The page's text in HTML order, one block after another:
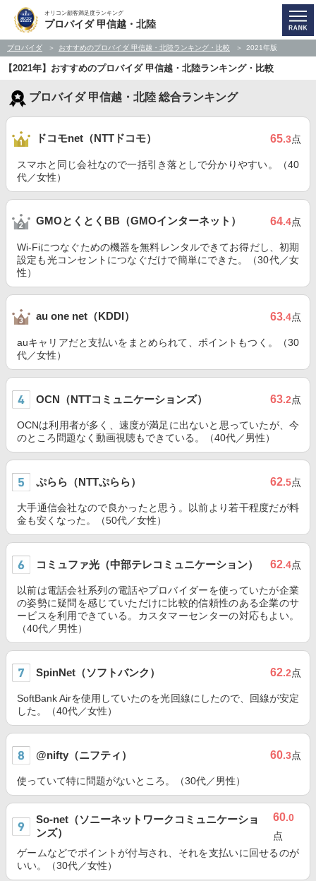
オリコン顧客満足度ランキング
プロバイダ 甲信越・北陸
プロバイダ おすすめのプロバイダ 甲信越・北陸ランキング・比較 2021年版
【2021年】おすすめのプロバイダ 甲信越・北陸ランキング・比較
プロバイダ 甲信越・北陸 総合ランキング
ドコモnet（NTTドコモ） 65.3点
スマホと同じ会社なので一括引き落としで分かりやすい。（40
代／女性）
GMOとくとくBB（GMOインターネット） 64.4点
Wi-Fiにつなぐための機器を無料レンタルできてお得だし、初期
設定も光コンセントにつなぐだけで簡単にできた。（30代／女
性）
au one net（KDDI） 63.4点
auキャリアだと支払いをまとめられて、ポイントもつく。（30
代／女性）
OCN（NTTコミュニケーションズ） 63.2点
OCNは利用者が多く、速度が満足に出ないと思っていたが、今
のところ問題なく動画視聴もできている。（40代／男性）
ぷらら（NTTぷらら） 62.5点
大手通信会社なので良かったと思う。以前より若干程度だが料
金も安くなった。（50代／女性）
コミュファ光（中部テレコミュニケーション） 62.4点
以前は電話会社系列の電話やプロバイダーを使っていたが企業
の姿勢に疑問を感じていただけに比較的信頼性のある企業のサ
ービスを利用できている。カスタマーセンターの対応もよい。
（40代／男性）
SpinNet（ソフトバンク） 62.2点
SoftBank Airを使用していたのを光回線にしたので、回線が安定
した。（40代／女性）
@nifty（ニフティ） 60.3点
使っていて特に問題がないところ。（30代／男性）
So-net（ソニーネットワークコミュニケーショ
ンズ）
60.0
点
ゲームなどでポイントが付与され、それを支払いに回せるのが
いい。（30代／女性）